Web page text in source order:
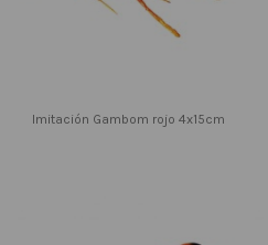
Imitación Gambom rojo 4x15cm